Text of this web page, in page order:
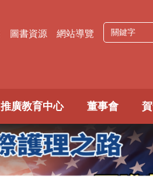
圖書資源 網站導覽
推廣教育中心 董事會